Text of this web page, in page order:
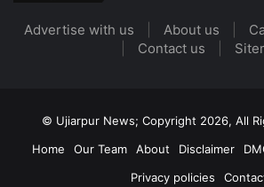
Advertise with us About us
Contact us
© Ujiarpur News; Copyright 2026, All
Home
Our Team About Disclaimer
Privacy policies